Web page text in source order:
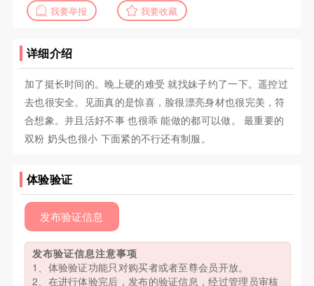
我要举报 我要收藏
详细介绍
加了挺长时间的。晚上硬的难受 就找妹子约了一下。遥控过
去也很安全。见面真的是惊喜，脸很漂亮身材也很完美，符
合想象。并且活好不事 也很乖 能做的都可以做。 最重要的
双粉 奶头也很小 下面紧的不行还有制服。
体验验证
发布验证信息
发布验证信息注意事项
1、体验验证功能只对购买者或者至尊会员开放。
2、在进行体验完后，发布的验证信息，经过管理员审核